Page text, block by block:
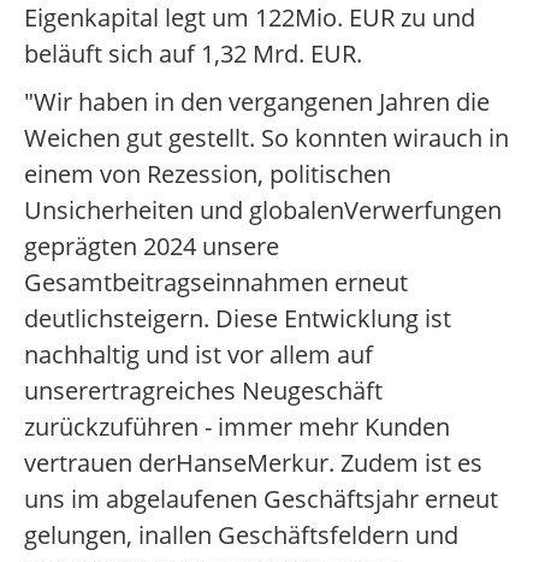
Eigenkapital legt um 122Mio. EUR zu und
beläuft sich auf 1,32 Mrd. EUR.
"Wir haben in den vergangenen Jahren die
Weichen gut gestellt. So konnten wirauch in
einem von Rezession, politischen
Unsicherheiten und globalenVerwerfungen
geprägten 2024 unsere
Gesamtbeitragseinnahmen erneut
deutlichsteigern. Diese Entwicklung ist
nachhaltig und ist vor allem auf
unserertragreiches Neugeschäft
zurückzuführen - immer mehr Kunden
vertrauen derHanseMerkur. Zudem ist es
uns im abgelaufenen Geschäftsjahr erneut
gelungen, inallen Geschäftsfeldern und